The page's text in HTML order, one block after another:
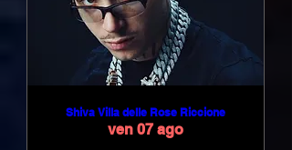
Shiva Villa delle Rose Riccione
ven 07 ago